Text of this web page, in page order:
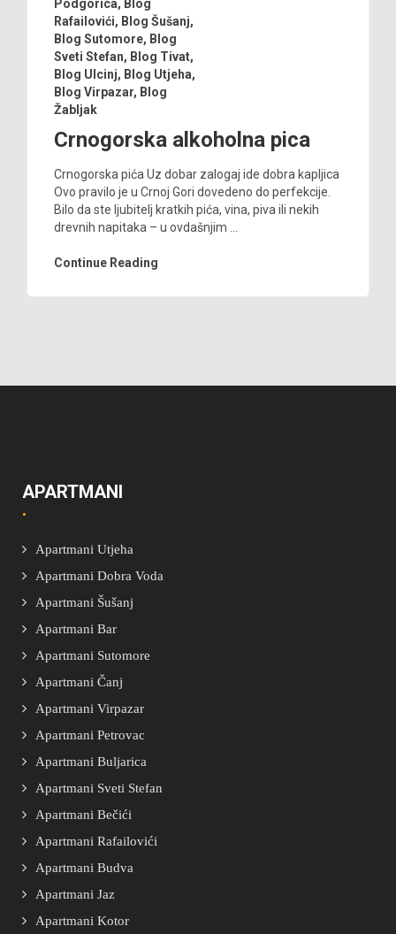
Podgorica, Blog
Rafailovići, Blog Šušanj,
Blog Sutomore, Blog
Sveti Stefan, Blog Tivat,
Blog Ulcinj, Blog Utjeha,
Blog Virpazar, Blog
Žabljak
Crnogorska alkoholna pica
Crnogorska pića Uz dobar zalogaj ide dobra kapljica
Ovo pravilo je u Crnoj Gori dovedeno do perfekcije.
Bilo da ste ljubitelj kratkih pića, vina, piva ili nekih
drevnih napitaka – u ovdašnjim ...
Continue Reading
APARTMANI
Apartmani Utjeha
Apartmani Dobra Voda
Apartmani Šušanj
Apartmani Bar
Apartmani Sutomore
Apartmani Čanj
Apartmani Virpazar
Apartmani Petrovac
Apartmani Buljarica
Apartmani Sveti Stefan
Apartmani Bečići
Apartmani Rafailovići
Apartmani Budva
Apartmani Jaz
Apartmani Kotor